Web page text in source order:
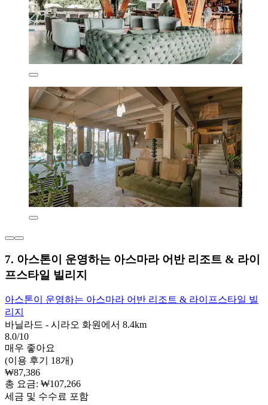
7. 아스톤이 운영하는 아스마라 어반 리조트 & 라이
프스타일 빌리지
아스톤이 운영하는 아스마라 어반 리조트 & 라이프스타일 빌
리지
바닐라드 - 시라오 화원에서 8.4km
8.0/10
매우 좋아요
(이용 후기 18개)
₩87,386
총 요금: ₩107,266
세금 및 수수료 포함